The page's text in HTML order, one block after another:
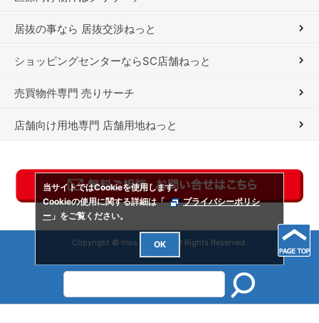
居抜の事なら 居抜交渉ねっと
ショッピングセンターならSC店舗ねっと
売買物件専門 売りサーチ
店舗向け用地専門 店舗用地ねっと
Copyright © Irios Co., Ltd. All Rights Reserved.
当サイトではCookieを使用します。
Cookieの使用に関する詳細は「
プライバシーポリシ
ー 」をご覧ください。
OK